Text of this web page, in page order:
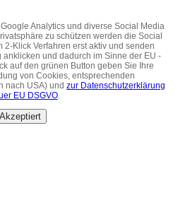
Analytics und diverse Social Media
zu schützen werden die Social
2-Klick Verfahren erst aktiv und senden
und dadurch im Sinne der EU -
auf den grünen Button geben Sie Ihre
von Cookies, entsprechenden
nach USA) und zur Datenschutzerklärung
EU DSGVO.
Akzeptiert